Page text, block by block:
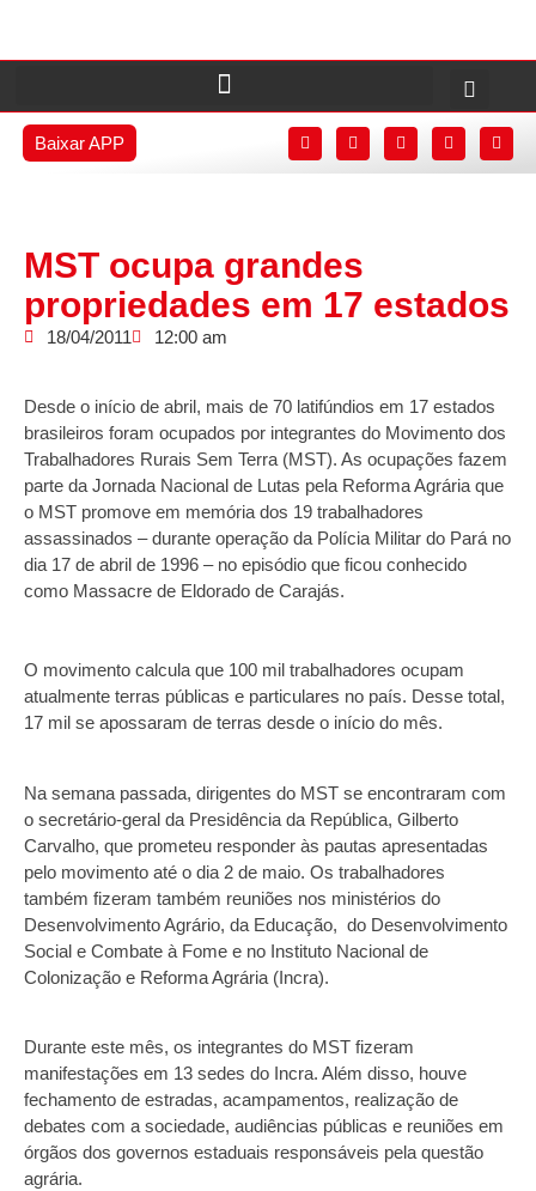
Baixar APP
MST ocupa grandes
propriedades em 17 estados
18/04/2011 12:00 am
Desde o início de abril, mais de 70 latifúndios em 17 estados
brasileiros foram ocupados por integrantes do Movimento dos
Trabalhadores Rurais Sem Terra (MST). As ocupações fazem
parte da Jornada Nacional de Lutas pela Reforma Agrária que
o MST promove em memória dos 19 trabalhadores
assassinados – durante operação da Polícia Militar do Pará no
dia 17 de abril de 1996 – no episódio que ficou conhecido
como Massacre de Eldorado de Carajás.
O movimento calcula que 100 mil trabalhadores ocupam
atualmente terras públicas e particulares no país. Desse total,
17 mil se apossaram de terras desde o início do mês.
Na semana passada, dirigentes do MST se encontraram com
o secretário-geral da Presidência da República, Gilberto
Carvalho, que prometeu responder às pautas apresentadas
pelo movimento até o dia 2 de maio. Os trabalhadores
também fizeram também reuniões nos ministérios do
Desenvolvimento Agrário, da Educação, do Desenvolvimento
Social e Combate à Fome e no Instituto Nacional de
Colonização e Reforma Agrária (Incra).
Durante este mês, os integrantes do MST fizeram
manifestações em 13 sedes do Incra. Além disso, houve
fechamento de estradas, acampamentos, realização de
debates com a sociedade, audiências públicas e reuniões em
órgãos dos governos estaduais responsáveis pela questão
agrária.